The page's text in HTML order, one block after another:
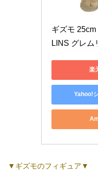
ギズモ
LINS グレム
楽
Yahoo!
▼ギズモのフィギュア▼